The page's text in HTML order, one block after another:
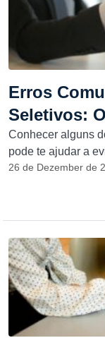
Erros
Seletivos:
Conhecer alguns
pode te ajudar a
26 de Dezember de